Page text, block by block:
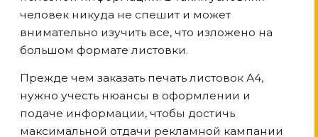
человек никуда не спешит и может
внимательно изучить все, что изложено на
большом формате листовки.
Прежде чем заказать печать листовок А4,
нужно учесть нюансы в оформлении и
подаче информации, чтобы достичь
максимальной отдачи рекламной кампании